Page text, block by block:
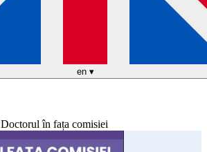
en ▾
Doctorul în fața comisiei